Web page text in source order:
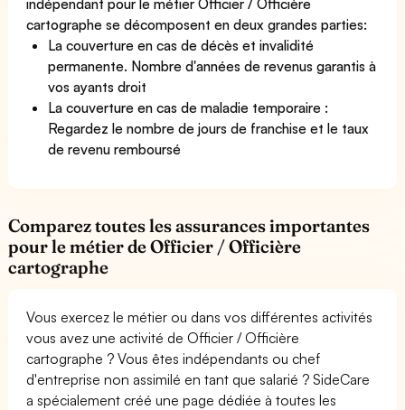
cartographe se décomposent en deux grandes parties:
La couverture en cas de décès et invalidité
permanente. Nombre d'années de revenus garantis à
vos ayants droit
La couverture en cas de maladie temporaire :
Regardez le nombre de jours de franchise et le taux
de revenu remboursé
Comparez toutes les assurances importantes
pour le métier de Officier / Officière
cartographe
Vous exercez le métier ou dans vos différentes activités
vous avez une activité de Officier / Officière
cartographe ? Vous êtes indépendants ou chef
d'entreprise non assimilé en tant que salarié ? SideCare
a spécialement créé une page dédiée à toutes les